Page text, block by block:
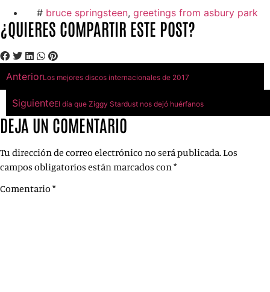
# bruce springsteen, greetings from asbury park
¿QUIERES COMPARTIR ESTE POST?
AnteriorLos mejores discos internacionales de 2017
SiguienteEl día que Ziggy Stardust nos dejó huérfanos
DEJA UN COMENTARIO
Tu dirección de correo electrónico no será publicada.Los
campos obligatorios están marcados con*
Comentario *